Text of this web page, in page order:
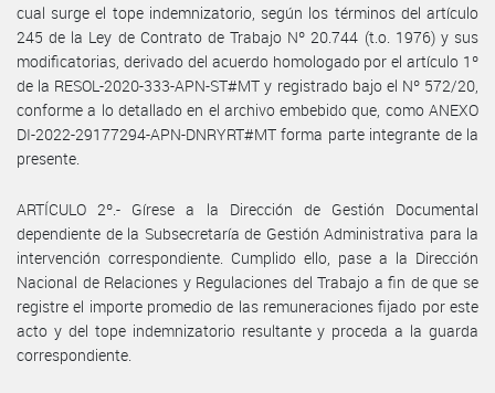
cual surge el tope indemnizatorio, según los términos del artículo
245 de la Ley de Contrato de Trabajo Nº 20.744 (t.o. 1976) y sus
modificatorias, derivado del acuerdo homologado por el artículo 1º
de la RESOL-2020-333-APN-ST#MT y registrado bajo el Nº 572/20,
conforme a lo detallado en el archivo embebido que, como ANEXO
DI-2022-29177294-APN-DNRYRT#MT forma parte integrante de la
presente.
ARTÍCULO 2º.- Gírese a la Dirección de Gestión Documental
dependiente de la Subsecretaría de Gestión Administrativa para la
intervención correspondiente. Cumplido ello, pase a la Dirección
Nacional de Relaciones y Regulaciones del Trabajo a fin de que se
registre el importe promedio de las remuneraciones fijado por este
acto y del tope indemnizatorio resultante y proceda a la guarda
correspondiente.